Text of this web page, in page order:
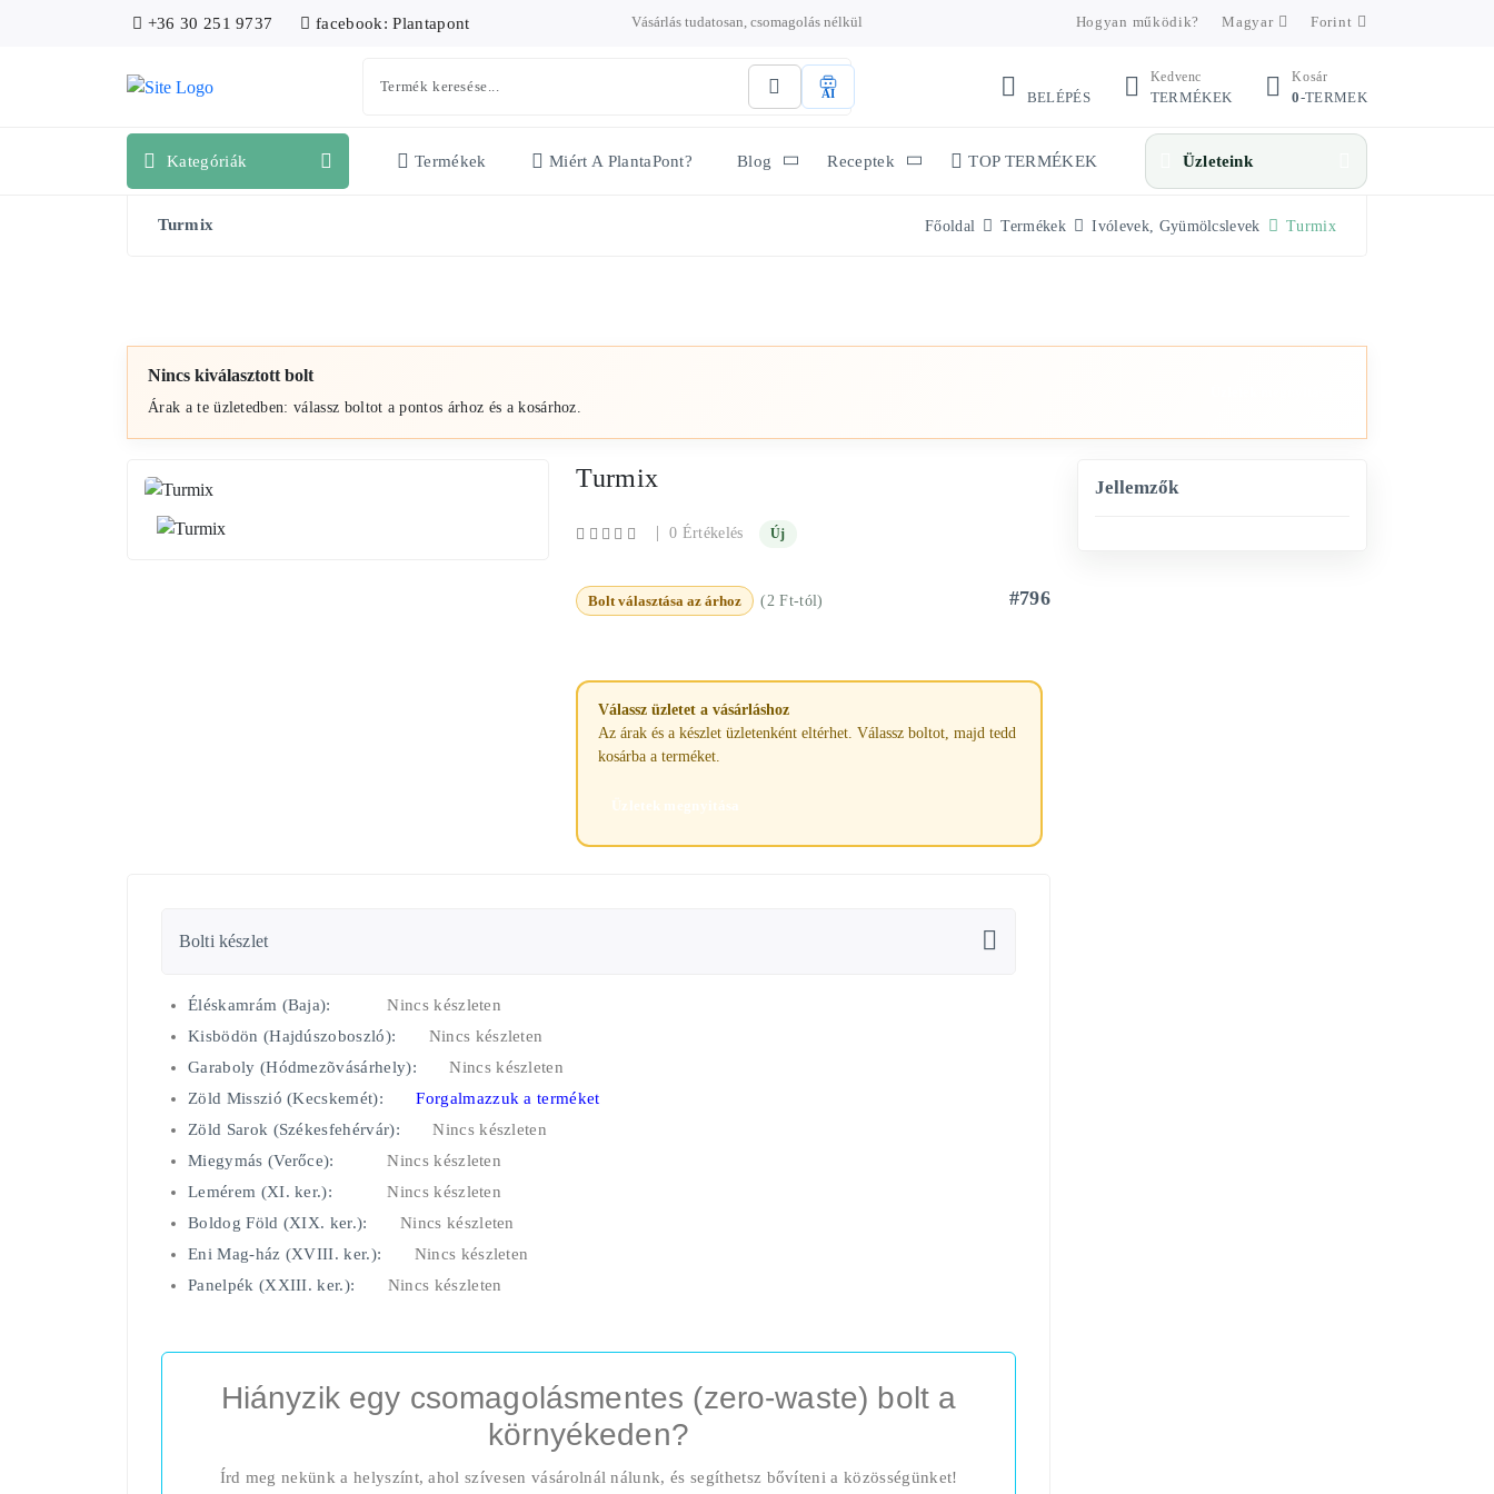
+36 30 251 9737 facebook: Plantapont Vásárlás tudatosan, csomagolás nélkül Hogyan működik? Magyar Forint
AI BELÉPÉS
Kedvenc
TERMÉKEK
Kosár
0-TERMEK
Kategóriák Termékek Miért A PlantaPont? Blog Receptek TOP TERMÉKEK Üzleteink
Turmix Főoldal Termékek Ivólevek, Gyümölcslevek Turmix
Nincs kiválasztott bolt
Árak a te üzletedben: válassz boltot a pontos árhoz és a kosárhoz.
Turmix
|0 Értékelés Új
Bolt választása az árhoz (2 Ft-tól) #796
Válassz üzletet a vásárláshoz
Az árak és a készlet üzletenként eltérhet. Válassz boltot, majd tedd
kosárba a terméket.
Üzletek megnyitása
Bolti készlet
Éléskamrám (Baja):
Nincs készleten
Kisbödön (Hajdúszoboszló):
Nincs készleten
Garaboly (Hódmezõvásárhely):
Nincs készleten
Zöld Misszió (Kecskemét):
Forgalmazzuk a terméket
Zöld Sarok (Székesfehérvár):
Nincs készleten
Miegymás (Verőce):
Nincs készleten
Lemérem (XI. ker.):
Nincs készleten
Boldog Föld (XIX. ker.):
Nincs készleten
Eni Mag-ház (XVIII. ker.):
Nincs készleten
Panelpék (XXIII. ker.):
Nincs készleten
Hiányzik egy csomagolásmentes (zero-waste) bolt a
környékeden?
Írd meg nekünk a helyszínt, ahol szívesen vásárolnál nálunk, és segíthetsz bővíteni a közösségünket!
Jellemzők